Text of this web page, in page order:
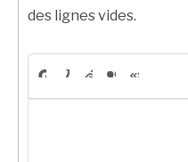
des lignes vides.